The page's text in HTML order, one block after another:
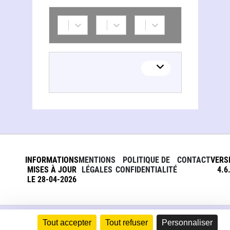
Tout accepter Tout refuser Personnaliser
INFORMATIONS
MISES À JOUR
LE 28-04-2026
MENTIONS
LÉGALES
POLITIQUE DE
CONFIDENTIALITÉ
CONTACT